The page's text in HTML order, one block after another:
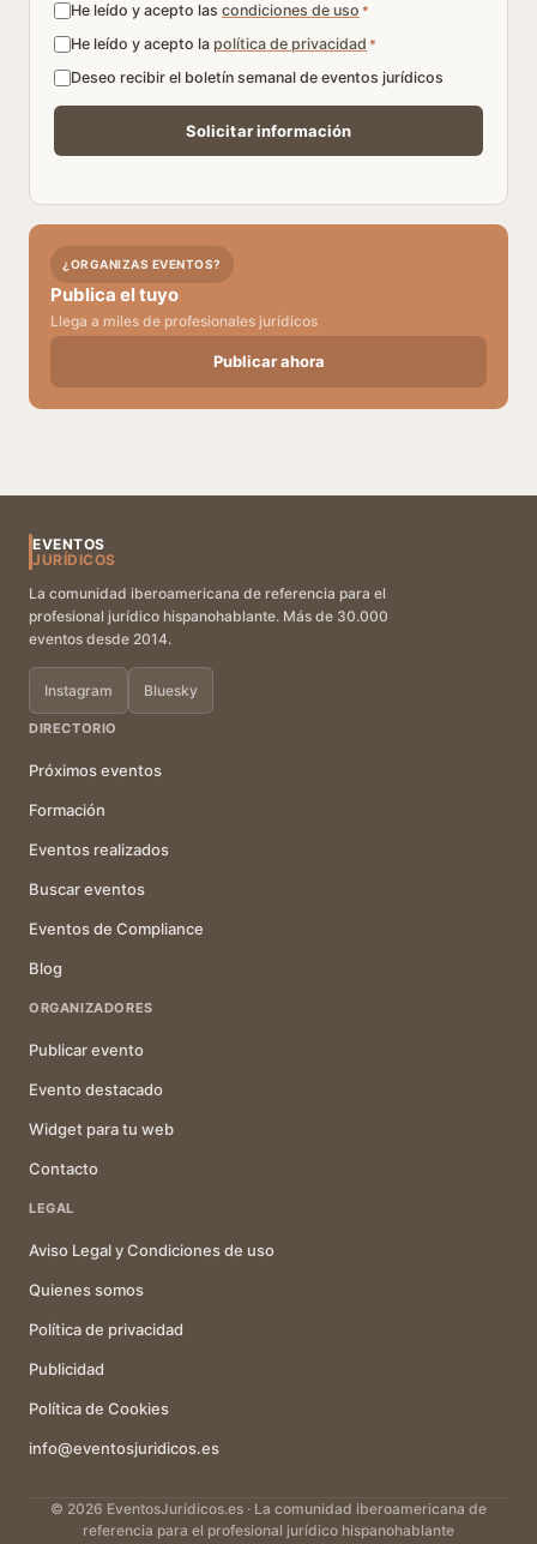
He leído y acepto las condiciones de uso *
He leído y acepto la política de privacidad *
Deseo recibir el boletín semanal de eventos jurídicos
¿ORGANIZAS EVENTOS?
Publica el tuyo
Llega a miles de profesionales jurídicos
Publicar ahora
EVENTOS
JURÍDICOS
La comunidad iberoamericana de referencia para el
profesional jurídico hispanohablante. Más de 30.000
eventos desde 2014.
Instagram Bluesky
DIRECTORIO
Próximos eventos
Formación
Eventos realizados
Buscar eventos
Eventos de Compliance
Blog
ORGANIZADORES
Publicar evento
Evento destacado
Widget para tu web
Contacto
LEGAL
Aviso Legal y Condiciones de uso
Quienes somos
Política de privacidad
Publicidad
Política de Cookies
info@eventosjuridicos.es
© 2026 EventosJurídicos.es · La comunidad iberoamericana de
referencia para el profesional jurídico hispanohablante